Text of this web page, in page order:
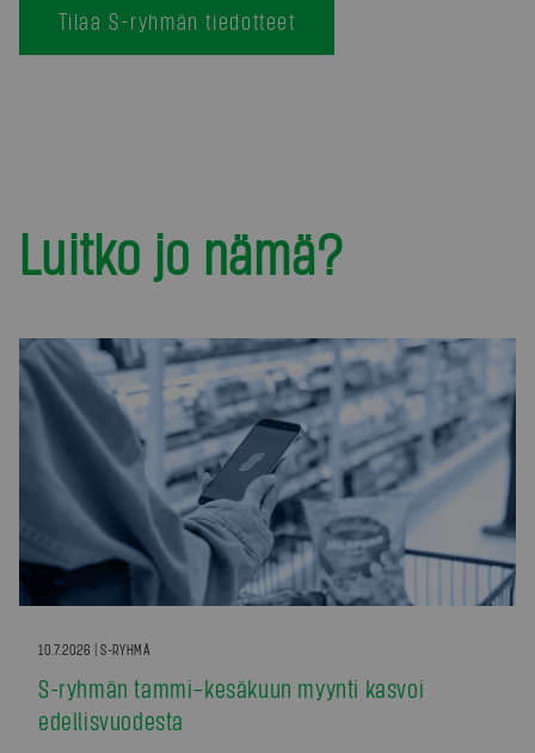
Tilaa S-ryhmän tiedotteet
Luitko jo nämä?
10.7.2026 | S-RYHMÄ
S-ryhmän tammi–kesäkuun myynti kasvoi
edellisvuodesta